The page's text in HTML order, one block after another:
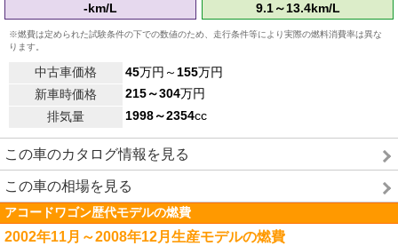
-km/L 9.1～13.4km/L
※燃費は定められた試験条件の下での数値のため、走行条件等により実際の燃料消費率は異な
ります。
中古車価格 45万円～155万円
新車時価格
215～304万円
排気量
1998～2354cc
この車のカタログ情報を見る
この車の相場を見る
アコードワゴン歴代モデルの燃費
2002年11月～2008年12月生産モデルの燃費